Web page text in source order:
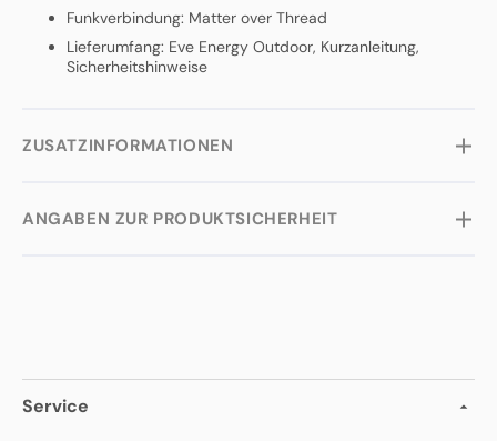
Funkverbindung: Matter over Thread
Lieferumfang: Eve Energy Outdoor, Kurzanleitung,
Sicherheitshinweise
ZUSATZINFORMATIONEN
ANGABEN ZUR PRODUKTSICHERHEIT
Service